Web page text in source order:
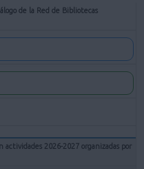
de la Red de Bibliotecas
actividades 2026-2027 organizadas por